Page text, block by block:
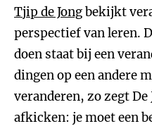
Tjip de Jongbekijkt
perspectief van leren.
doen staat bij een
dingen op een andere
veranderen, zo zegt De
afkicken: je moet een